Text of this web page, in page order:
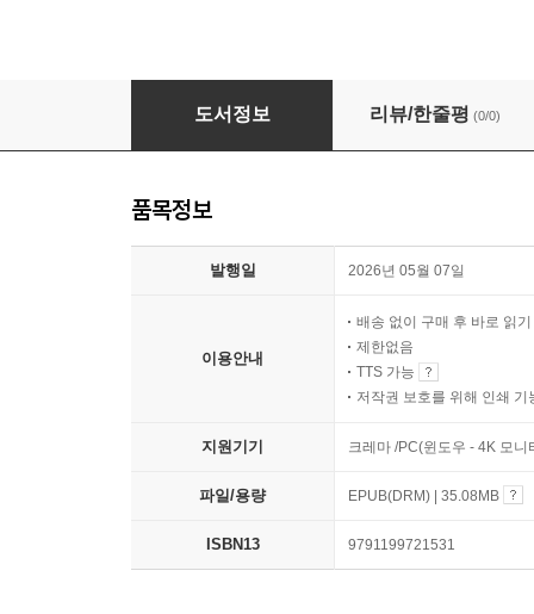
윤딩이 간호노트 - 임신과 출산, 그리고 산후의
도서정보 리뷰/한줄평 (0/0)
품목정보
발행일 2026년 05월 07일
이용안내
배송 없이 구매 후 바로 읽기
제한없음
TTS 가능
저작권 보호를 위해 인쇄 기
지원기기 크레마 /PC(윈도우 - 4K 모
파일/용량 EPUB(DRM) | 35.08MB
ISBN13 9791199721531